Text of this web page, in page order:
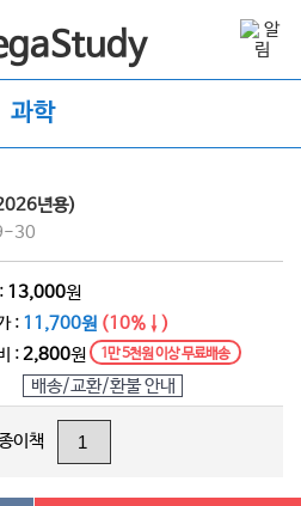
과학
년용)
30
13,000원
: 11,700원 (10%↓)
:2,800원 1만 5천원 이상 무료배송
배송/교환/환불 안내
이책